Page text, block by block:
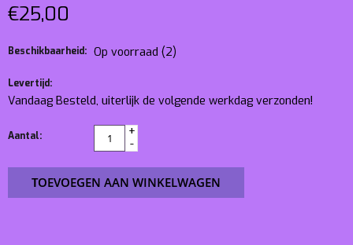
€25,00
Beschikbaarheid: Op voorraad (2)
Levertijd:
Vandaag Besteld, uiterlijk de volgende werkdag verzonden!
Aantal:
+
-
TOEVOEGEN AAN WINKELWAGEN